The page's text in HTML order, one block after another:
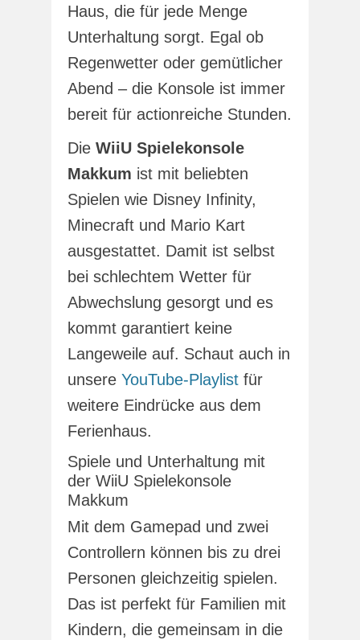
Haus, die für jede Menge
Unterhaltung sorgt. Egal ob
Regenwetter oder gemütlicher
Abend – die Konsole ist immer
bereit für actionreiche Stunden.
Die WiiU Spielekonsole
Makkum ist mit beliebten
Spielen wie Disney Infinity,
Minecraft und Mario Kart
ausgestattet. Damit ist selbst
bei schlechtem Wetter für
Abwechslung gesorgt und es
kommt garantiert keine
Langeweile auf. Schaut auch in
unsere YouTube-Playlist für
weitere Eindrücke aus dem
Ferienhaus.
Spiele und Unterhaltung mit
der WiiU Spielekonsole
Makkum
Mit dem Gamepad und zwei
Controllern können bis zu drei
Personen gleichzeitig spielen.
Das ist perfekt für Familien mit
Kindern, die gemeinsam in die